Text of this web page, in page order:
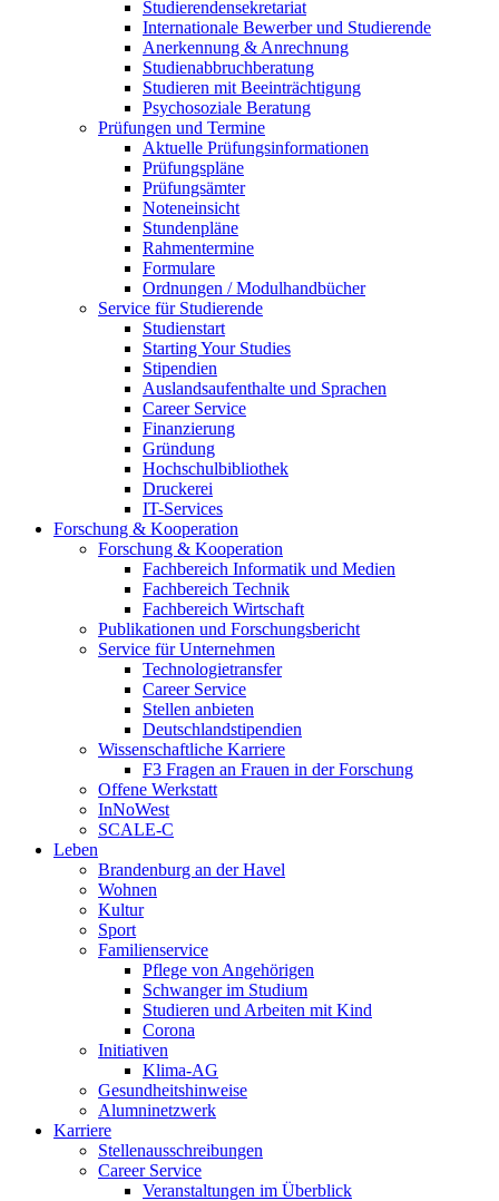
Studierendensekretariat
Internationale Bewerber und Studierende
Anerkennung & Anrechnung
Studienabbruchberatung
Studieren mit Beeinträchtigung
Psychosoziale Beratung
Prüfungen und Termine
Aktuelle Prüfungsinformationen
Prüfungspläne
Prüfungsämter
Noteneinsicht
Stundenpläne
Rahmentermine
Formulare
Ordnungen / Modulhandbücher
Service für Studierende
Studienstart
Starting Your Studies
Stipendien
Auslandsaufenthalte und Sprachen
Career Service
Finanzierung
Gründung
Hochschulbibliothek
Druckerei
IT-Services
Forschung & Kooperation
Forschung & Kooperation
Fachbereich Informatik und Medien
Fachbereich Technik
Fachbereich Wirtschaft
Publikationen und Forschungsbericht
Service für Unternehmen
Technologietransfer
Career Service
Stellen anbieten
Deutschlandstipendien
Wissenschaftliche Karriere
F3 Fragen an Frauen in der Forschung
Offene Werkstatt
InNoWest
SCALE-C
Leben
Brandenburg an der Havel
Wohnen
Kultur
Sport
Familienservice
Pflege von Angehörigen
Schwanger im Studium
Studieren und Arbeiten mit Kind
Corona
Initiativen
Klima-AG
Gesundheitshinweise
Alumninetzwerk
Karriere
Stellenausschreibungen
Career Service
Veranstaltungen im Überblick